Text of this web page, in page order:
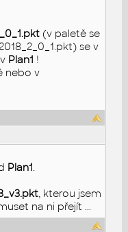
(v paletě se
se v
Plan1 !
nebo v
Plan1.
, kterou jsem
na ni přejít ...